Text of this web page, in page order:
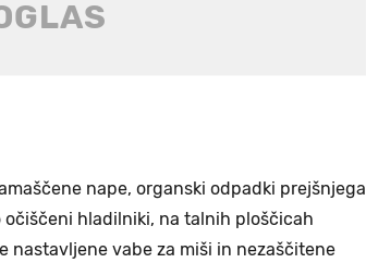
nape, organski odpadki prejšnjega
hladilniki, na talnih ploščicah
nastavljene vabe za miši in nezaščitene